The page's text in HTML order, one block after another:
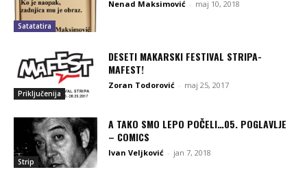
Satatatira
Nenad Maksimović - maj 10, 2018
Priključenija
DESETI MAKARSKI FESTIVAL STRIPA-
MAFEST!
Zoran Todorović - maj 25, 2017
Strip
A TAKO SMO LEPO POČELI…05. POGLAVLJE
– COMICS
Ivan Veljković - jan 7, 2018